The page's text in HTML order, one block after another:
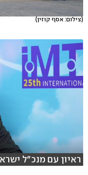
(צילום: אסף קוזין)
ראיון עם מנכ"ל